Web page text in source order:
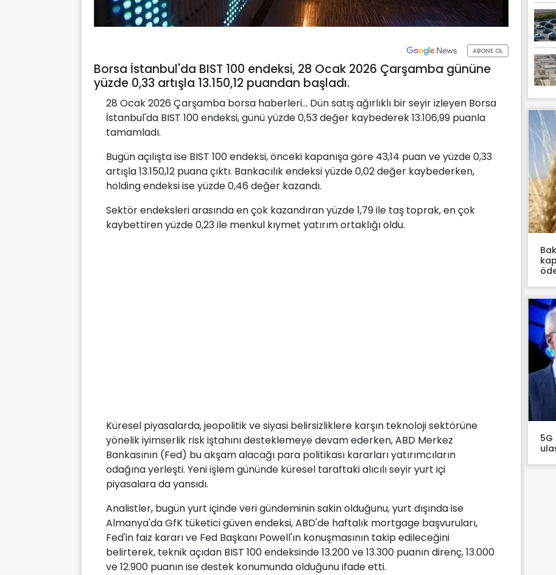
ABONE OL
Borsa İstanbul'da BIST 100 endeksi, 28 Ocak 2026 Çarşamba gününe
yüzde 0,33 artışla 13.150,12 puandan başladı.
28 Ocak 2026 Çarşamba borsa haberleri... Dün satış ağırlıklı bir seyir izleyen Borsa
İstanbul'da BIST 100 endeksi, günü yüzde 0,53 değer kaybederek 13.106,99 puanla
tamamladı.
Bugün açılışta ise BIST 100 endeksi, önceki kapanışa göre 43,14 puan ve yüzde 0,33
artışla 13.150,12 puana çıktı. Bankacılık endeksi yüzde 0,02 değer kaybederken,
holding endeksi ise yüzde 0,46 değer kazandı.
Sektör endeksleri arasında en çok kazandıran yüzde 1,79 ile taş toprak, en çok
kaybettiren yüzde 0,23 ile menkul kıymet yatırım ortaklığı oldu.
Küresel piyasalarda, jeopolitik ve siyasi belirsizliklere karşın teknoloji sektörüne
yönelik iyimserlik risk iştahını desteklemeye devam ederken, ABD Merkez
Bankasının (Fed) bu akşam alacağı para politikası kararları yatırımcıların
odağına yerleşti. Yeni işlem gününde küresel taraftaki alıcılı seyir yurt içi
piyasalara da yansıdı.
Analistler, bugün yurt içinde veri gündeminin sakin olduğunu, yurt dışında ise
Almanya'da GfK tüketici güven endeksi, ABD'de haftalık mortgage başvuruları,
Fed'in faiz kararı ve Fed Başkanı Powell'ın konuşmasının takip edileceğini
belirterek, teknik açıdan BIST 100 endeksinde 13.200 ve 13.300 puanın direnç, 13.000
ve 12.900 puanın ise destek konumunda olduğunu ifade etti.
5G